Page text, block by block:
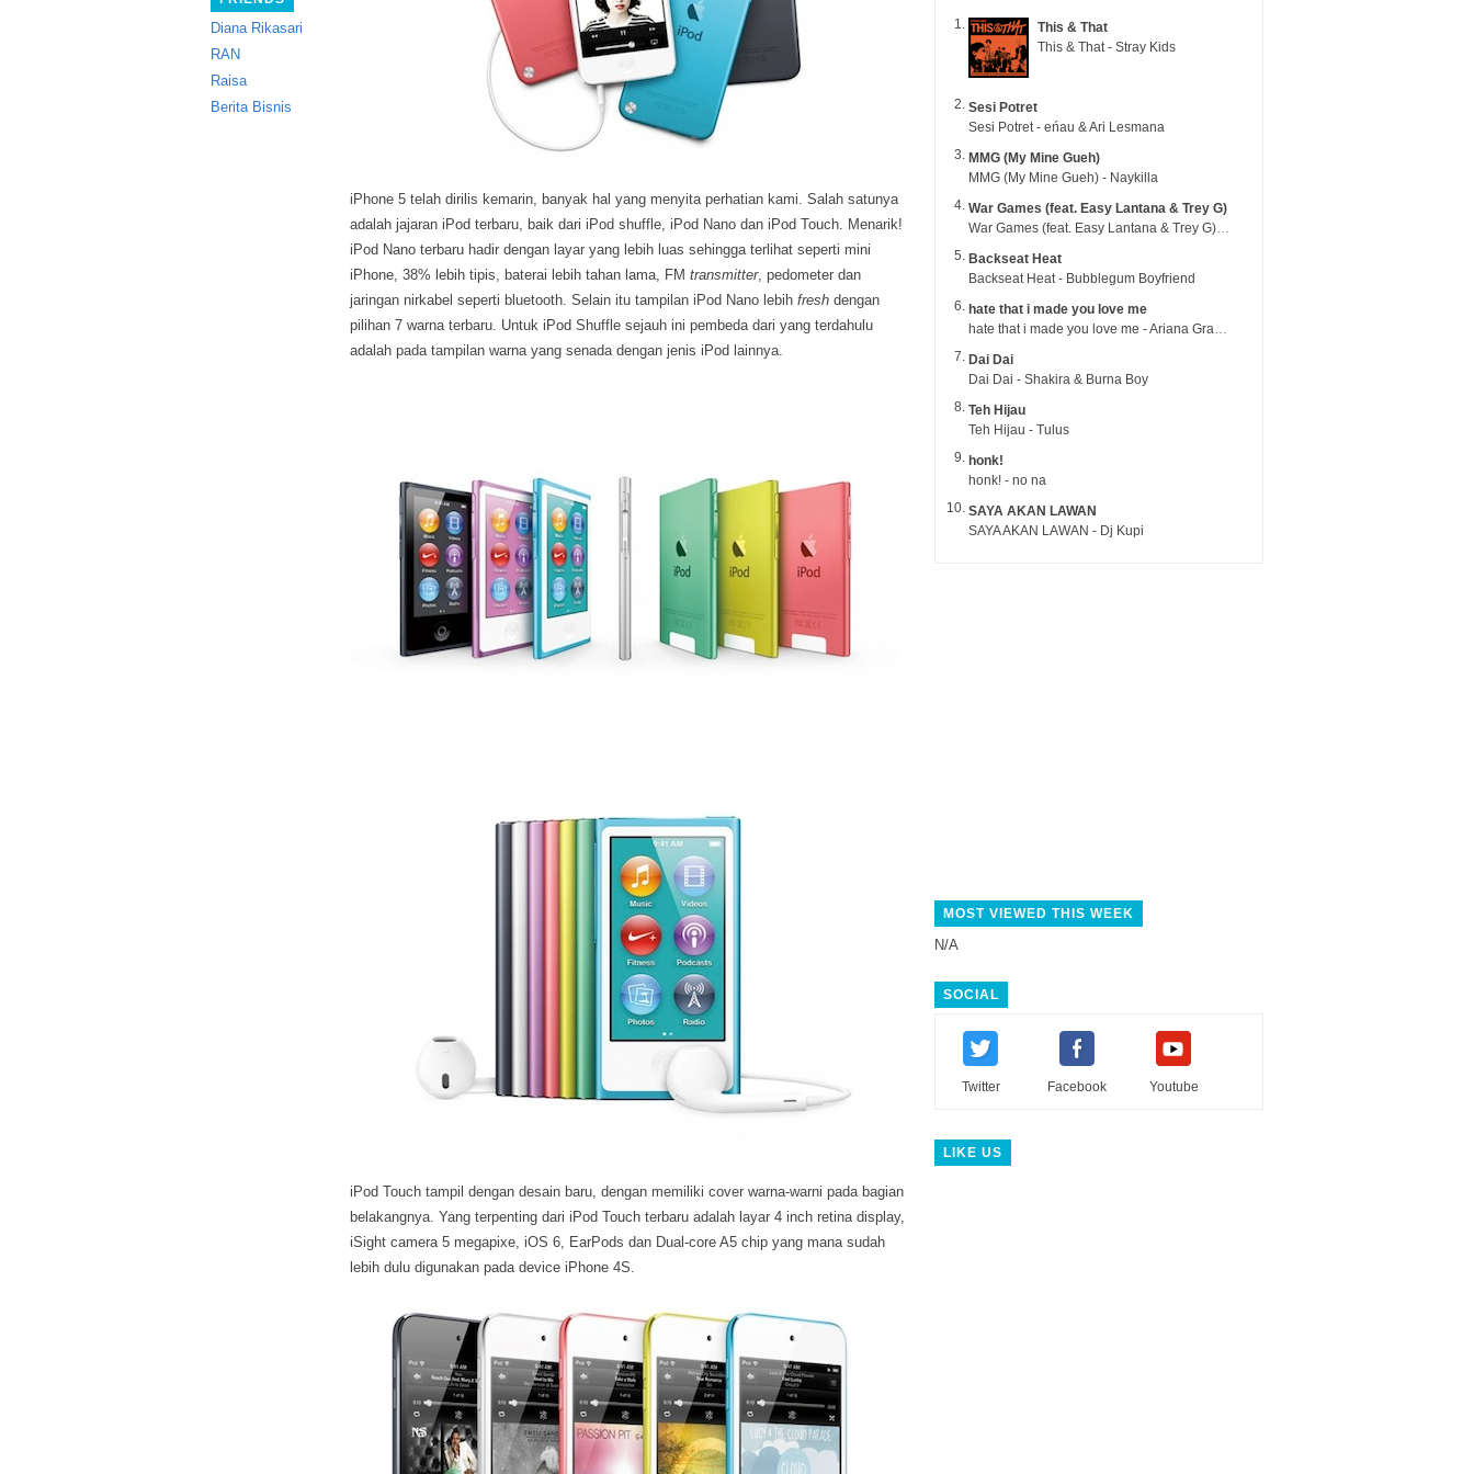
Diana Rikasari
RAN
Raisa
Berita Bisnis
iPhone 5 telah dirilis kemarin, banyak hal yang menyita perhatian kami. Salah satunya
adalah jajaran iPod terbaru, baik dari iPod shuffle, iPod Nano dan iPod Touch. Menarik!
iPod Nano terbaru hadir dengan layar yang lebih luas sehingga terlihat seperti mini
iPhone, 38% lebih tipis, baterai lebih tahan lama, FM transmitter, pedometer dan
jaringan nirkabel seperti bluetooth. Selain itu tampilan iPod Nano lebih fresh dengan
pilihan 7 warna terbaru. Untuk iPod Shuffle sejauh ini pembeda dari yang terdahulu
adalah pada tampilan warna yang senada dengan jenis iPod lainnya.
iPod Touch tampil dengan desain baru, dengan memiliki cover warna-warni pada bagian
belakangnya. Yang terpenting dari iPod Touch terbaru adalah layar 4 inch retina display,
iSight camera 5 megapixe, iOS 6, EarPods dan Dual-core A5 chip yang mana sudah
lebih dulu digunakan pada device iPhone 4S.
This & That
This & That - Stray Kids
Sesi Potret
Sesi Potret - eńau & Ari Lesmana
MMG (My Mine Gueh)
MMG (My Mine Gueh) - Naykilla
War Games (feat. Easy Lantana & Trey G)
War Games (feat. Easy Lantana & Trey G) - Trub
Backseat Heat
Backseat Heat - Bubblegum Boyfriend
hate that i made you love me
hate that i made you love me - Ariana Grande
Dai Dai
Dai Dai - Shakira & Burna Boy
Teh Hijau
Teh Hijau - Tulus
honk!
honk! - no na
SAYA AKAN LAWAN
SAYA AKAN LAWAN - Dj Kupi
MOST VIEWED THIS WEEK
N/A
SOCIAL
Twitter Facebook Youtube
LIKE US